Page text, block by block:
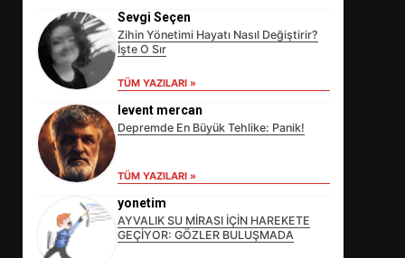
Sevgi Seçen
Zihin Yönetimi Hayatı Nasıl Değiştirir?
İşte O Sır
TÜM YAZILARI »
levent mercan
Depremde En Büyük Tehlike: Panik!
TÜM YAZILARI »
yonetim
AYVALIK SU MİRASI İÇİN HAREKETE
GEÇİYOR: GÖZLER BULUŞMADA
SÜRDÜRÜLEBİLİRLİKTE NE
DEĞİŞECEK?